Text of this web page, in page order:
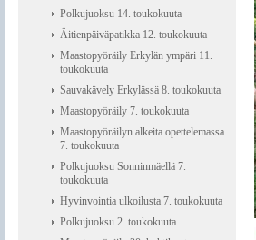
Polkujuoksu 14. toukokuuta
Äitienpäiväpatikka 12. toukokuuta
Maastopyöräily Erkylän ympäri 11.
toukokuuta
Sauvakävely Erkylässä 8. toukokuuta
Maastopyöräily 7. toukokuuta
Maastopyöräilyn alkeita opettelemassa
7. toukokuuta
Polkujuoksu Sonninmäellä 7.
toukokuuta
Hyvinvointia ulkoilusta 7. toukokuuta
Polkujuoksu 2. toukokuuta